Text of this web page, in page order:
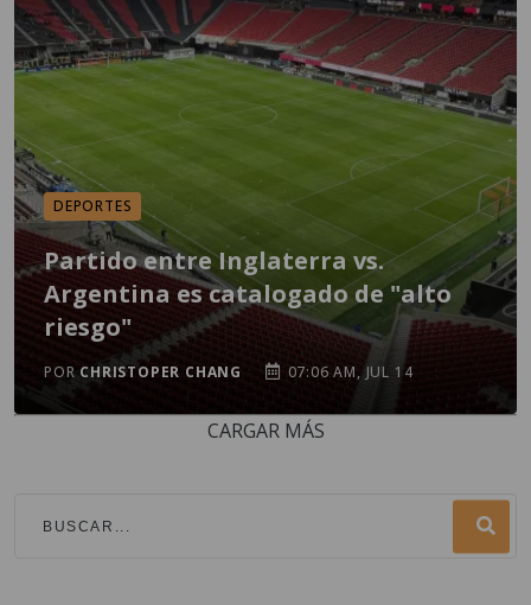
DEPORTES
Partido entre Inglaterra vs.
Argentina es catalogado de "alto
riesgo"
PORCHRISTOPER CHANG 07:06 AM, JUL 14
CARGAR MÁS